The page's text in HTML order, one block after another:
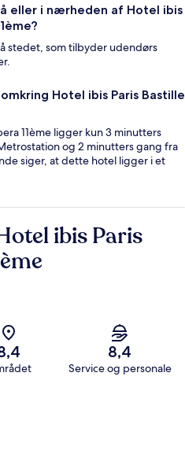
eller i nærheden af Hotel ibis
stedet, som tilbyder udendørs
Hotel ibis Paris Bastille
11ème ligger kun 3 minutters
og 2 minutters gang fra
siger, at dette hotel ligger i et
ibis Paris
8,4
Service og personale